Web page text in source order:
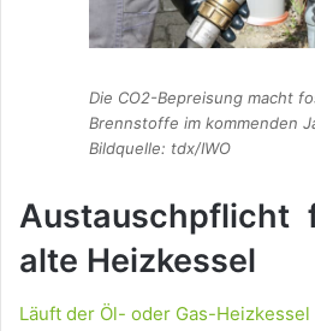
Die CO2-Bepreisung macht
Brennstoffe im kommenden
Bildquelle: tdx/IWO
Austauschpflicht
alte Heizkessel
Läuft der Öl- oder Gas-